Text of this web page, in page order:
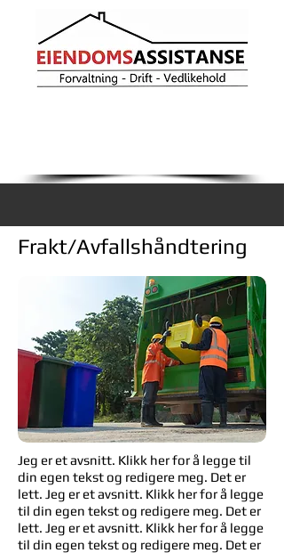
Frakt/Avfallshåndtering
Jeg er et avsnitt. Klikk her for å legge til
din egen tekst og redigere meg. Det er
lett. Jeg er et avsnitt. Klikk her for å legge
til din egen tekst og redigere meg. Det er
lett. Jeg er et avsnitt. Klikk her for å legge
til din egen tekst og redigere meg. Det er